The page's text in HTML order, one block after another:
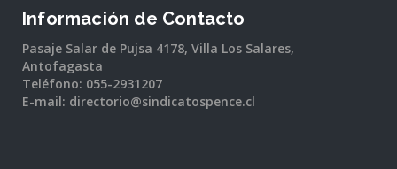
Información de Contacto
Pasaje Salar de Pujsa 4178, Villa Los Salares,
Antofagasta
Teléfono: 055-2931207
E-mail: directorio@sindicatospence.cl